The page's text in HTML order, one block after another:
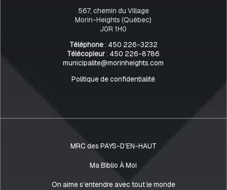
567, chemin du Village
Morin-Heights (Québec)
J0R 1H0
Téléphone: 450 226-3232
Télécopieur: 450 226-8786
municipalite@morinheights.com
Politique de confidentialité
MRC des PAYS-D’EN-HAUT
Ma Biblio À Moi
On aime s’entendre avec tout le monde